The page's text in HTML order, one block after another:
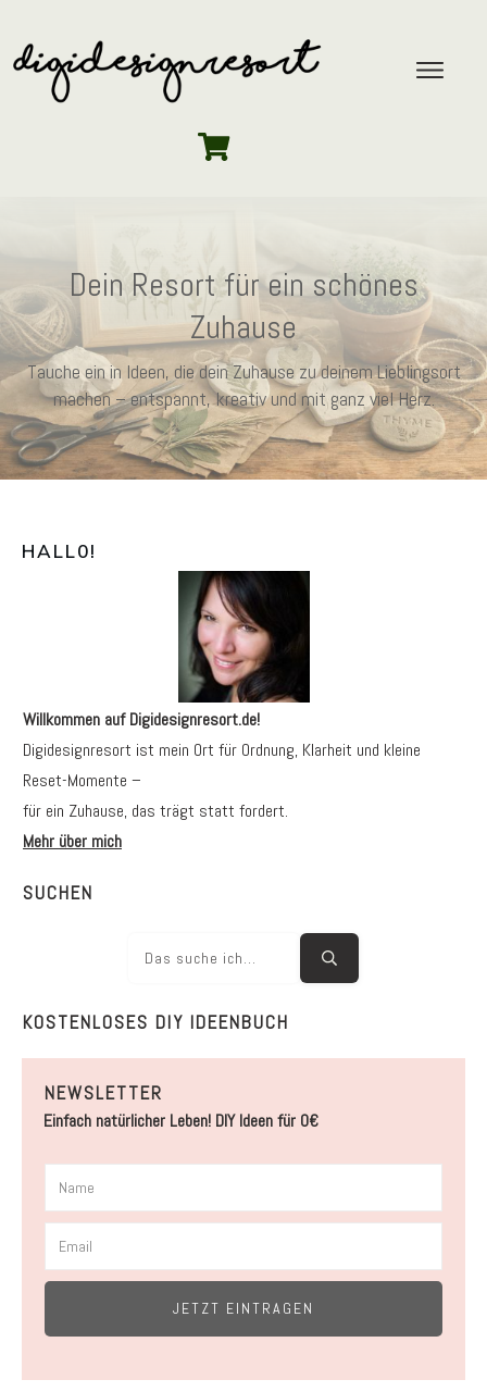
Dein Resort für ein schönes
Zuhause
Tauche ein in Ideen, die dein Zuhause zu deinem Lieblingsort
machen – entspannt, kreativ und mit ganz viel Herz.
HALL0!
Willkommen auf Digidesignresort.de!
Digidesignresort ist mein Ort für Ordnung, Klarheit und kleine
Reset-Momente –
für ein Zuhause, das trägt statt fordert.
Mehr über mich
SUCHEN
KOSTENLOSES DIY IDEENBUCH
NEWSLETTER
Einfach natürlicher Leben! DIY Ideen für 0€
JETZT EINTRAGEN